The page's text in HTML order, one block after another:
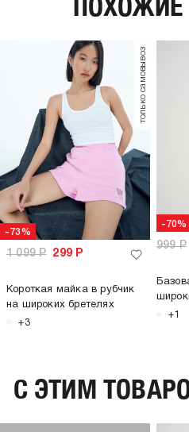
плотность материала,
-73%
только самовывоз
1 099Р 299 Р
Короткая майка в рубчик
на широких бретелях
+3
-70%
999Р
+1
C ЭТИМ